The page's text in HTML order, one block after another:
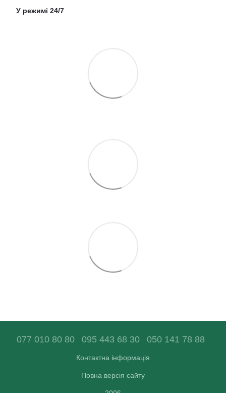
У режимі 24/7
077 010 80 80 095 443 68 30 050 141 78 88
Контактна інформація
Повна версія сайту